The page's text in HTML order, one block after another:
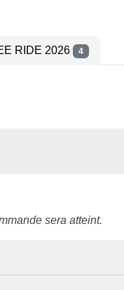
RIDE 2026 4
sera atteint.